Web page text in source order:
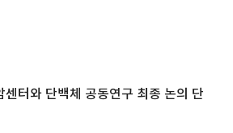
터와 단백체 공동연구 최종 논의 단